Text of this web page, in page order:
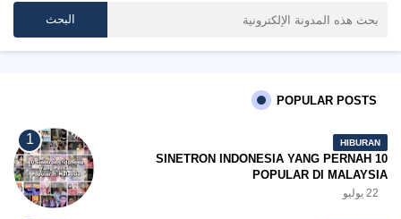
POPULAR POSTS
HIBURAN
10 SINETRON INDONESIA YANG PERNAH
POPULAR DI MALAYSIA
22 يوليو